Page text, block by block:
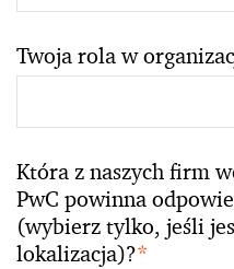
Twoja rola w
Która z naszych firm
PwC powinna
(wybierz tylko, jeśli
lokalizacja)?*